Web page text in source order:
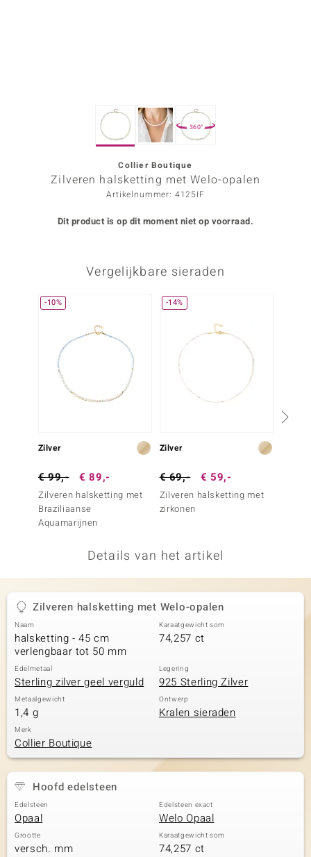
Collection
360°
Collier Boutique
Zilveren halsketting met Welo-opalen
Artikelnummer: 4125IF
Dit product is op dit moment niet op voorraad.
Vergelijkbare sieraden
-10%
Zilver
€ 99,- € 89,-
Zilveren halsketting met
Braziliaanse
Aquamarijnen
-14%
Zilver
€ 69,- € 59,-
Zilveren halsketting met
zirkonen
Details van het artikel
Zilveren halsketting met Welo-opalen
Naam
halsketting - 45 cm
verlengbaar tot 50 mm
Karaatgewicht som
74,257 ct
Edelmetaal
Sterling zilver geel verguld
Legering
925 Sterling Zilver
Metaalgewicht
1,4 g
Ontwerp
Kralen sieraden
Merk
Collier Boutique
Hoofd edelsteen
Edelsteen
Opaal
Edelsteen exact
Welo Opaal
Grootte
versch. mm
Karaatgewicht som
74,257 ct